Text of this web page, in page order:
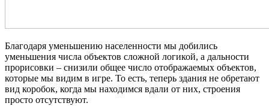
Благодаря уменьшению населенности мы добились
уменьшения числа объектов сложной логикой, а дальности
прорисовки – снизили общее число отображаемых объектов,
которые мы видим в игре. То есть, теперь здания не обретают
вид коробок, когда мы находимся вдали от них, строения
просто отсутствуют.